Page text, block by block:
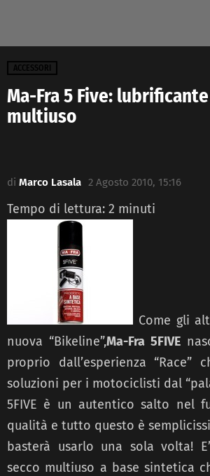
ACCESSORI
Ma-Fra 5 Five:
multiuso
di Marco Lasala 2 Agosto 2010, 15:16
Tempo di lettura: 2 minuti
Come gli
nuova “Bikeline”,Ma-Fra 5FIVE
proprio dall’esperienza “Race”
soluzioni per i motociclisti dal
5FIVE è un autentico salto nel
qualità e tutto questo è
basterà usarlo una sola volta!
secco multiuso a base sintetica